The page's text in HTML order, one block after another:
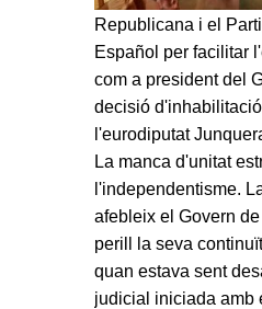
Republicana i el
Español per facilitar
com a president del
decisió
l'eurodiputat
La manca d'unitat
l'independentisme.
afebleix el Govern
perill la seva
quan estava sent
judicial iniciada amb